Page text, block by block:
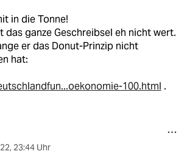
in die Tonne!
das ganze Geschreibsel eh nicht wert.
er das Donut-Prinzip nicht
hat:
100.html .
, 23:44 Uhr